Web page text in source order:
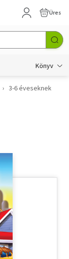
Üres
Könyv
3-6 éveseknek